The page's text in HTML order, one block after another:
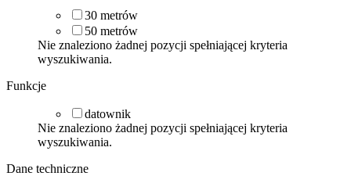
30 metrów
50 metrów
Nie znaleziono żadnej pozycji spełniającej kryteria
wyszukiwania.
Funkcje
datownik
Nie znaleziono żadnej pozycji spełniającej kryteria
wyszukiwania.
Dane techniczne